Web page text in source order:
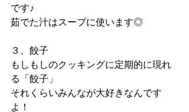
です♪
茹でた汁はスープに使います◎
３、餃子
もしもしのクッキングに定期的に現れ
る「餃子」
それくらいみんなが大好きなんです
よ！